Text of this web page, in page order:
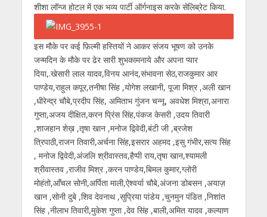
शीशा लॉन्ज होटल में एक भव्य पार्टी ऑर्गनाइस करके सेलिब्रेट किया.
इस मौके पर कई फ़िल्मी हस्तियों ने आकर संजय भूषण को उनके
जन्मदिन के मौके पर ढेर सारी शुभकामनाये और अपना प्यार
दिया,.खेसारी लाल यादव,विनय आनंद,संभावना सेठ,राजकुमार आर
पाण्डेय,राहुल कपूर,तनीषा सिंह ,योगेश लखानी, पूजा मिश्र ,अली खान
,धीरेन्द्र चौबे,प्रदीप सिंह, अमिताभ गुंजन चन्नू, अवधेश मिश्रा,अनारा
गुप्ता,अजय दीक्षित,करन प्रिंस सिंह,पंकज केसरी ,उदय तिवारी
,शाजहान शेख़ ,तृषा खान ,मनोज द्विवेदी,बंटी जी ,ब्रजेश
त्रिपाठी,राजन तिवारी,अर्चना सिंह,इसरार अहमद ,इसु गंभीर,सत्य सिंह
, मनोज द्विवेदी,अंजलि श्रीवास्तव,हैप्पी राय,तृषा खान,श्यामली
श्रीवास्तव ,राजीव मिश्र ,करन पाण्डेय,बिमल कुमार,ग्लोरी
मोहंतो,आँचल सोनी,अर्पिता माली,ऐश्वर्या चौबे,अंजना डोबसन ,अयाज़
खान ,सोनी दुबे ,शिव देवनाथ ,सुप्रिया पांडेय ,चुनमुन पंडित ,निशांत
सिंह ,नीलाभ तिवारी,मुकेश गुप्ता ,देव सिंह ,बाली,अमित यादव ,कल्याण